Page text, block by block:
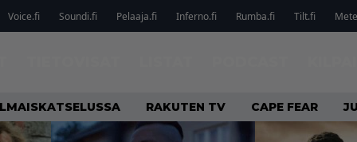
Voice.fi Soundi.fi Pelaaja.fi Inferno.fi Rumba.fi Tilt.fi
RAKUTEN TV CAPE FEAR